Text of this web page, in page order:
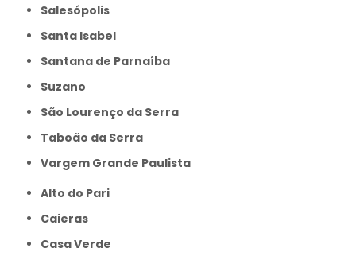
Salesópolis
Santa Isabel
Santana de Parnaíba
Suzano
São Lourenço da Serra
Taboão da Serra
Vargem Grande Paulista
Alto do Pari
Caieras
Casa Verde